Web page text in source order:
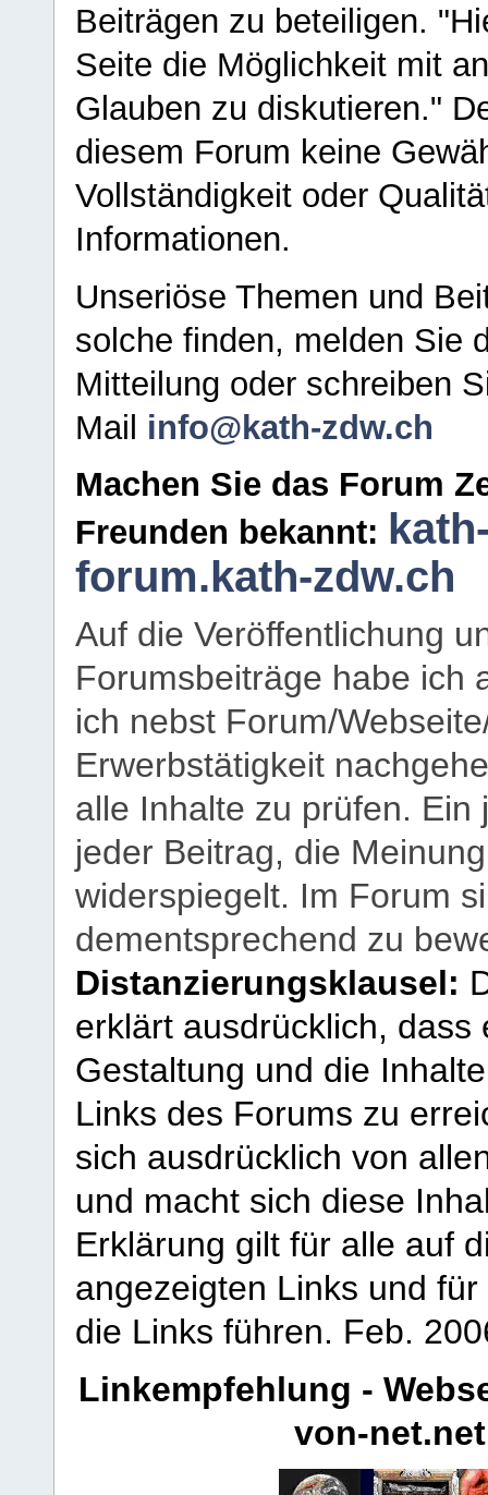
Beiträgen zu beteiligen.
Seite die Möglichkeit mit
Glauben zu diskutieren."
diesem Forum keine
Vollständigkeit oder
Informationen.
Unseriöse Themen und
solche finden, melden Sie
Mitteilung oder schreiben
Mail info@kath-zdw.ch
Machen Sie das Forum
Freunden bekannt:
forum.kath-zdw.ch
Auf die Veröffentlichung
Forumsbeiträge habe ich
ich nebst Forum/
Erwerbstätigkeit
alle Inhalte zu prüfen.
jeder Beitrag, die
widerspiegelt. Im Forum
dementsprechend zu
Distanzierungsklausel:
erklärt ausdrücklich,
Gestaltung und die
Links des Forums zu
sich ausdrücklich von
und macht sich diese
Erklärung gilt für alle auf
angezeigten Links und
die Links führen. Feb.
Linkempfehlung -
von-net.net